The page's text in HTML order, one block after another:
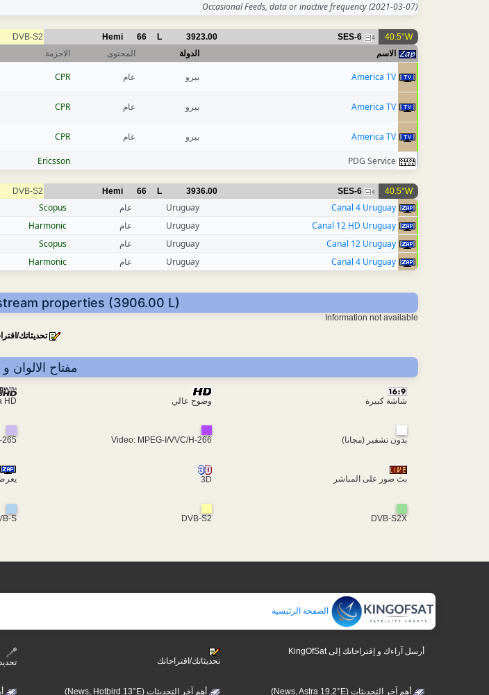
Occasional Feeds, data or inactive frequency(2021-03-07)
40.5°W
SES-6 4
3923.00
L
66
Hemi
DVB-S2
الاسم الدولة المحتوى الاحزمة
America TV
بيرو عام CPR
America TV بيرو عام CPR
America TV بيرو عام CPR
PDG Service
Ericsson
40.5°W
SES-6 4
3936.00
L
66
Hemi
DVB-S2
Canal 4 Uruguay
Uruguay عام Scopus
Canal 12 HD Uruguay
Uruguay عام Harmonic
Canal 12 Uruguay
Uruguay عام Scopus
Canal 4 Uruguay
Uruguay عام Harmonic
properties (3906.00 L)
Information not available
تحديثاتك/
مفتاح الالوان و
HD وضوح عالي شاشة كبيرة
265 Video: MPEG-I/VVC/H-266 بدون تشفير (مجانا)
3D بث صور على المباشر
S DVB-S2 DVB-S2X
الصفحة الرئيسية
تحديثاتك/اقتراحاتك
أرسل آراءك و إقتراحاتك إلى KingOfSat
أهم آخر التحديثات (News, Hotbird 13°E) أهم آخر التحديثات (News, Astra 19,2°E)